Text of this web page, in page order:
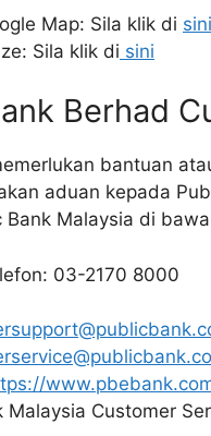
Map: Sila klik di sini
Sila klik di sini
Berhad
bantuan
aduan kepada
Bank Malaysia di
03-2170 8000
Malaysia Customer